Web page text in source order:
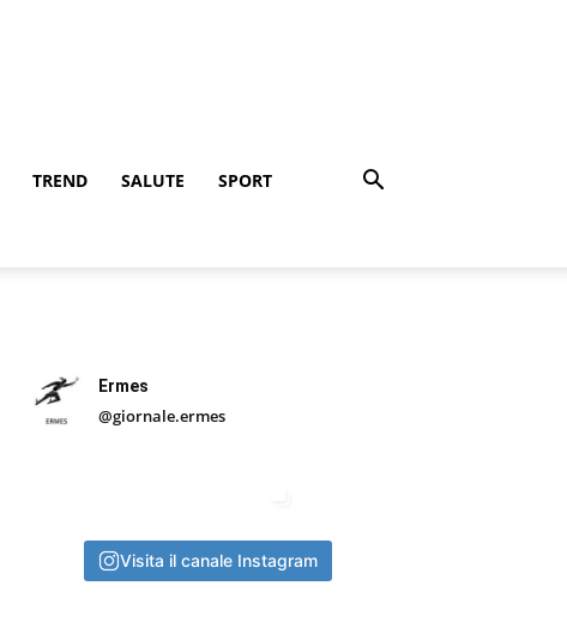
TREND SALUTE SPORT
Ermes
@giornale.ermes
Visita il canale Instagram